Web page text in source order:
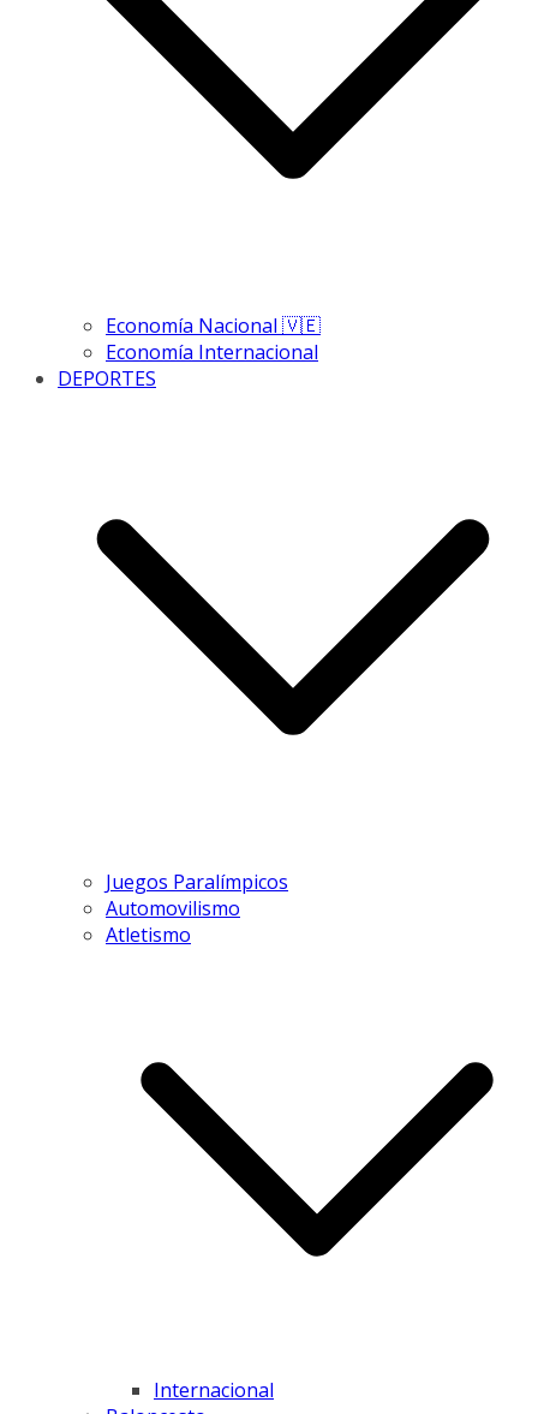
Economía Nacional 🇻🇪
Economía Internacional
DEPORTES
Juegos Paralímpicos
Automovilismo
Atletismo
Internacional